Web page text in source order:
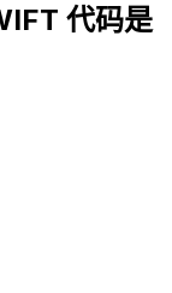
代码是